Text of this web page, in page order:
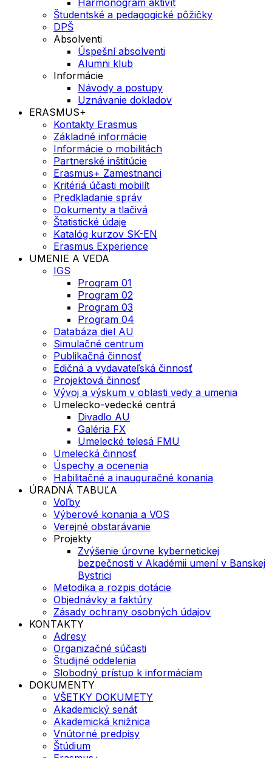
Študentské a pedagogické pôžičky
DPŠ
Absolventi
Úspešní absolventi
Alumni klub
Informácie
Návody a postupy
Uznávanie dokladov
ERASMUS+
Kontakty Erasmus
Základné informácie
Informácie o mobilitách
Partnerské inštitúcie
Erasmus+ Zamestnanci
Kritériá účasti mobilít
Predkladanie správ
Dokumenty a tlačivá
Štatistické údaje
Katalóg kurzov SK-EN
Erasmus Experience
UMENIE A VEDA
IGS
Program 01
Program 02
Program 03
Program 04
Databáza diel AU
Simulačné centrum
Publikačná činnosť
Edičná a vydavateľská činnosť
Projektová činnosť
Vývoj a výskum v oblasti vedy a umenia
Umelecko-vedecké centrá
Divadlo AU
Galéria FX
Umelecké telesá FMU
Umelecká činnosť
Úspechy a ocenenia
Habilitačné a inauguračné konania
ÚRADNÁ TABUĽA
Voľby
Výberové konania a VOS
Verejné obstarávanie
Projekty
Zvýšenie úrovne kybernetickej
bezpečnosti v Akadémii umení v Banskej
Bystrici
Metodika a rozpis dotácie
Objednávky a faktúry
Zásady ochrany osobných údajov
KONTAKTY
Adresy
Organizačné súčasti
Študijné oddelenia
Slobodný prístup k informáciam
DOKUMENTY
VŠETKY DOKUMETY
Akademický senát
Akademická knižnica
Vnútorné predpisy
Štúdium